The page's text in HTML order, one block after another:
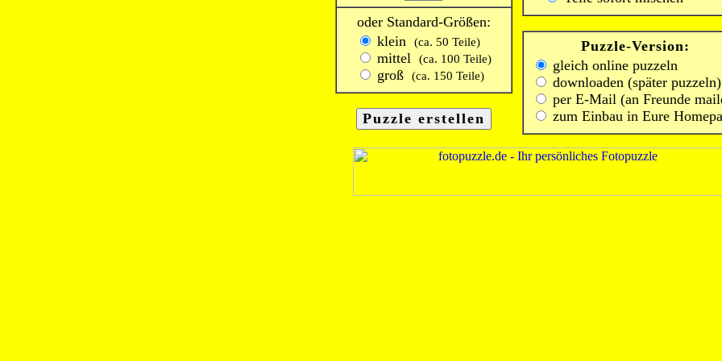
oder Standard-Größen:
klein
(ca. 50 Teile)
mittel (ca. 100 Teile)
groß (ca. 150 Teile)
Puzzle-Version:
gleich online puzzeln
downloaden (später puzzeln)
per E-Mail (an Freunde
zum Einbau in Eure